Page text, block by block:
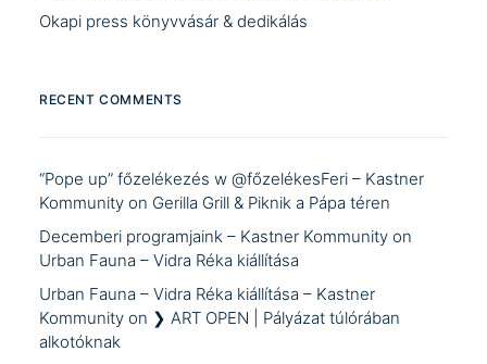
Okapi press könyvvásár & dedikálás
RECENT COMMENTS
“Pope up” főzelékezés w @főzelékesFeri – Kastner
Kommunity on Gerilla Grill & Piknik a Pápa téren
Decemberi programjaink – Kastner Kommunity on
Urban Fauna – Vidra Réka kiállítása
Urban Fauna – Vidra Réka kiállítása – Kastner
Kommunity on ❯ ART OPEN | Pályázat túlórában
alkotóknak